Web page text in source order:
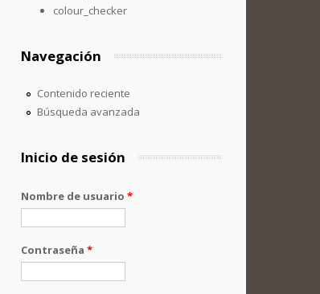
colour_checker
Navegación
Contenido reciente
Búsqueda avanzada
Inicio de sesión
Nombre de usuario *
Contraseña *